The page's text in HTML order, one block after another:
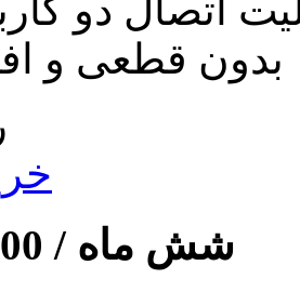
اتصال دو
بدون قطعی و
شش ماه /